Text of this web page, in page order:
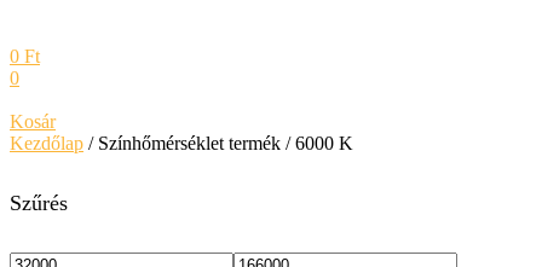
0 Ft
0
Kosár
Kezdőlap / Színhőmérséklet termék / 6000 K
Szűrés